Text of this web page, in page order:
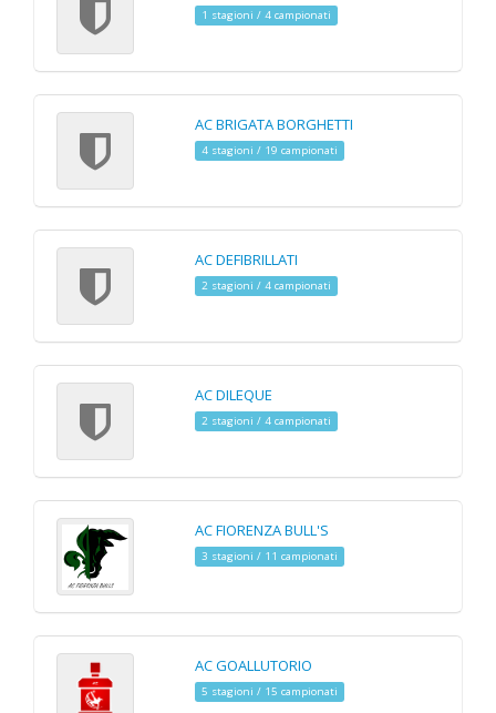
1 stagioni / 4 campionati
AC BRIGATA BORGHETTI
4 stagioni / 19 campionati
AC DEFIBRILLATI
2 stagioni / 4 campionati
AC DILEQUE
2 stagioni / 4 campionati
AC FIORENZA BULL'S
3 stagioni / 11 campionati
AC GOALLUTORIO
5 stagioni / 15 campionati